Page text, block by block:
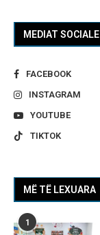
MEDIAT SOCIALE
FACEBOOK
INSTAGRAM
YOUTUBE
TIKTOK
MË TË LEXUARA
1